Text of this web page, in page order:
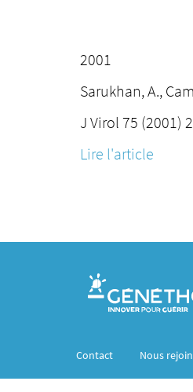
2001
Sarukhan, A.,
J Virol 75 (2001)
Lire l'article
Contact Nous